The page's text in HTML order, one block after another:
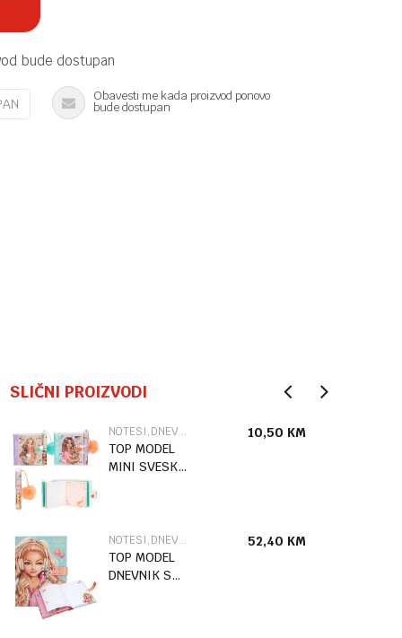
bude dostupan
Obavesti me kada proizvod ponovo
bude dostupan
SLIČNI PROIZVODI
NOTESI,DNEVNICI I SPOMENARI
TOP MODEL
MINI SVESKA
10,50 KM
NOTESI,DNEVNICI I SPOMENARI
TOP MODEL
DNEVNIK S
52,40 KM